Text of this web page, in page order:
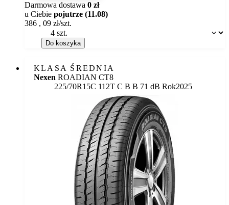
Dostępność:
Darmowa dostawa 0 zł
u Ciebie pojutrze (11.08)
386 , 09 zł/szt.
Do koszyka
KLASA ŚREDNIA
Nexen ROADIAN CT8
225/70R15C 112T Etykieta:
C B B 71 dB Rok2025